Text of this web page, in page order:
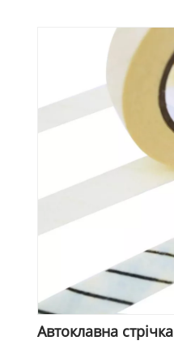
Автоклавна стрічка